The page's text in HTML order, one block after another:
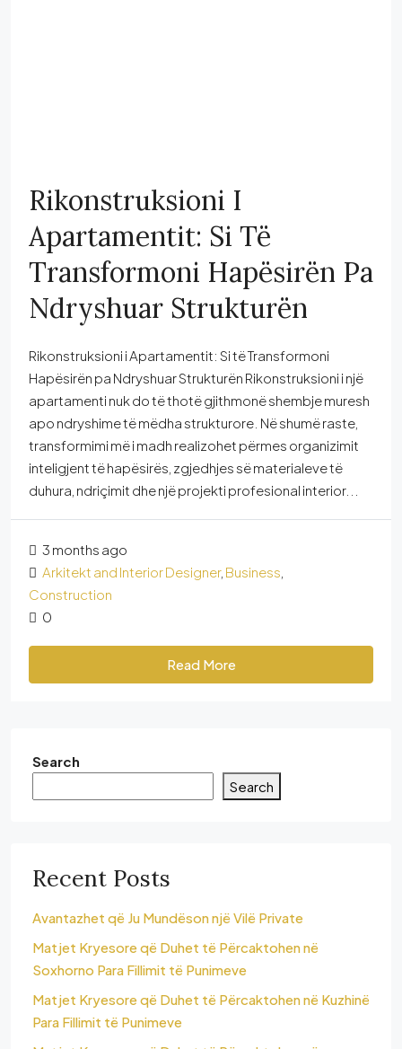
Rikonstruksioni I
Apartamentit: Si Të
Transformoni Hapësirën Pa
Ndryshuar Strukturën
Rikonstruksioni i Apartamentit: Si të Transformoni
Hapësirën pa Ndryshuar Strukturën Rikonstruksioni i një
apartamenti nuk do të thotë gjithmonë shembje muresh
apo ndryshime të mëdha strukturore. Në shumë raste,
transformimi më i madh realizohet përmes organizimit
inteligjent të hapësirës, zgjedhjes së materialeve të
duhura, ndriçimit dhe një projekti profesional interior...
3 months ago
Arkitekt and Interior Designer, Business
Construction
0
Read More
Search
Search
Recent Posts
Avantazhet që Ju Mundëson një Vilë Private
Matjet Kryesore që Duhet të Përcaktohen në
Soxhorno Para Fillimit të Punimeve
Matjet Kryesore që Duhet të Përcaktohen në Kuzhinë
Para Fillimit të Punimeve